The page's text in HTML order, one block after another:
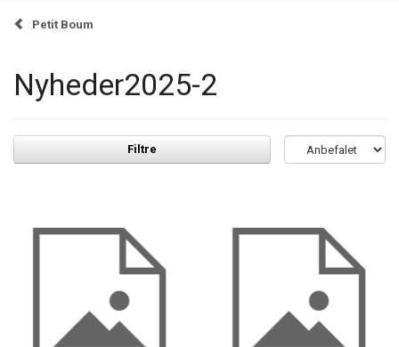
Petit Boum
Nyheder2025-2
Filtre